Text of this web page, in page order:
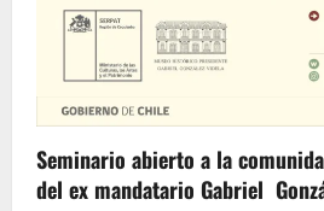
Seminario abierto a la
del ex mandatario Gabriel